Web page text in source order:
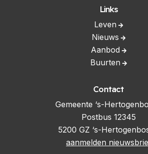
Links
Leven
Nieuws
Aanbod
Buurten
Contact
Gemeente ‘s-
Postbus 12345
5200 GZ ‘s-
aanmelden